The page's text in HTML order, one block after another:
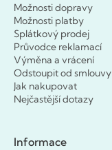
Možnosti dopravy
Možnosti platby
Splátkový prodej
Průvodce reklamací
Výměna a vrácení
Odstoupit od smlouvy
Jak nakupovat
Nejčastější dotazy
Informace